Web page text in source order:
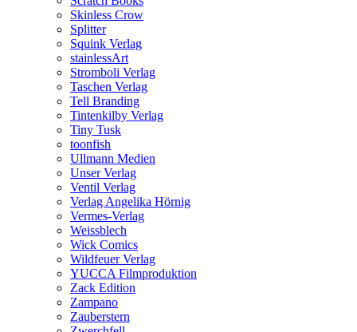
Skinless Crow
Splitter
Squink Verlag
stainlessArt
Stromboli Verlag
Taschen Verlag
Tell Branding
Tintenkilby Verlag
Tiny Tusk
toonfish
Ullmann Medien
Unser Verlag
Ventil Verlag
Verlag Angelika Hörnig
Vermes-Verlag
Weissblech
Wick Comics
Wildfeuer Verlag
YUCCA Filmproduktion
Zack Edition
Zampano
Zauberstern